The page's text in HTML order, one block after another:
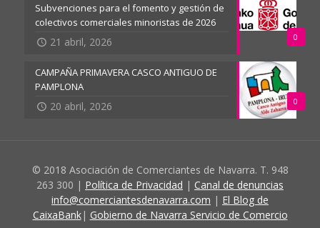
0
Subvenciones para el fomento y gestión de
colectivos comerciales minoristas de 2026
21 abril, 2026
0
CAMPAÑA PRIMAVERA CASCO ANTIGUO DE
PAMPLONA
20 abril, 2026
© 2018 Asociación de Comerciantes de Navarra. T. 948
263 300 | Política de Privacidad | Canal de denuncias
info@comerciantesdenavarra.com | El Blog de
CaixaBank| Gobierno de Navarra Servicio de Comercio